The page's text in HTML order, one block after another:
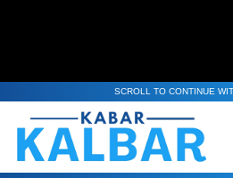
SCROLL TO CONTINUE